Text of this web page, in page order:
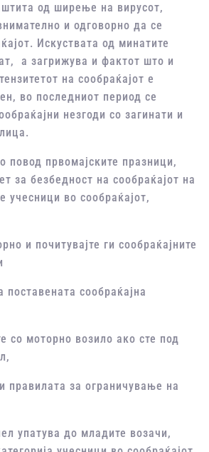
од ширење на вирусот,
и одговорно да се
Искуствата од минатите
а загрижува и фактот што и
на сообраќајот е
во последниот период се
незгоди со загинати и
повод првомајските празници,
за безбедност на сообраќајот на
учесници во сообраќајот,
и почитувајте ги сообраќајните
сообраќајна
моторно возило ако сте под
за ограничување на
упатува до младите возачи,